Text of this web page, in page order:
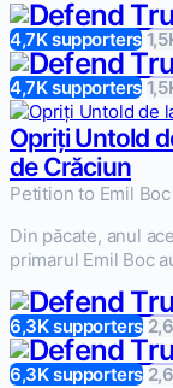
4,7K supporters
4,7K supporters
Opriți Untold
de Crăciun
Petition to Emil Boc
Din păcate, anul
primarul Emil Boc
6,3K supporters
6,3K supporters